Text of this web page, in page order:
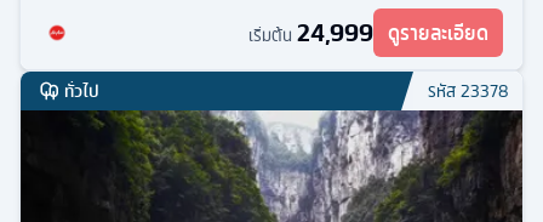
เริ่มต้น 24,999 ดูรายละเอียด
ทั่วไป รหัส23378